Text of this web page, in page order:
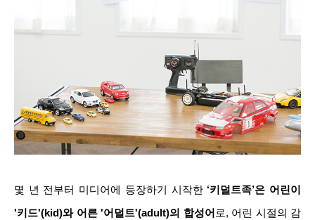
몇 년 전부터 미디어에 등장하기 시작한 ‘키덜트족’은 어린이
'키드'(kid)와 어른 '어덜트'(adult)의 합성어 로, 어린 시절의 감